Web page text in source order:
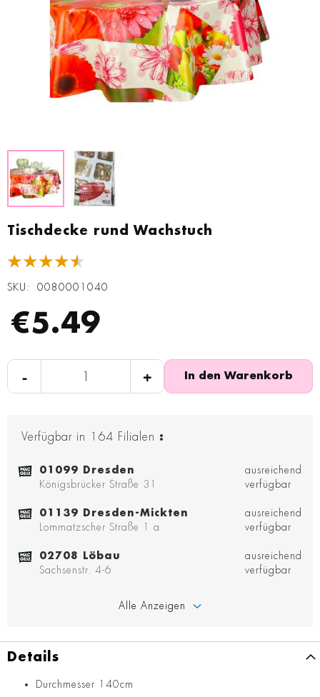
Tischdecke rund Wachstuch
★★★★★
SKU 0080001040
€5.49
- + In den Warenkorb
Verfügbar in 164 Filialen :
01099 Dresden
Königsbrücker Straße 31
ausreichend
verfügbar
01139 Dresden-Mickten
Lommatzscher Straße 1 a
ausreichend
verfügbar
02708 Löbau
Sachsenstr. 4-6
ausreichend
verfügbar
Alle Anzeigen
Anfang
Bildgalerie
Details
Durchmesser 140cm